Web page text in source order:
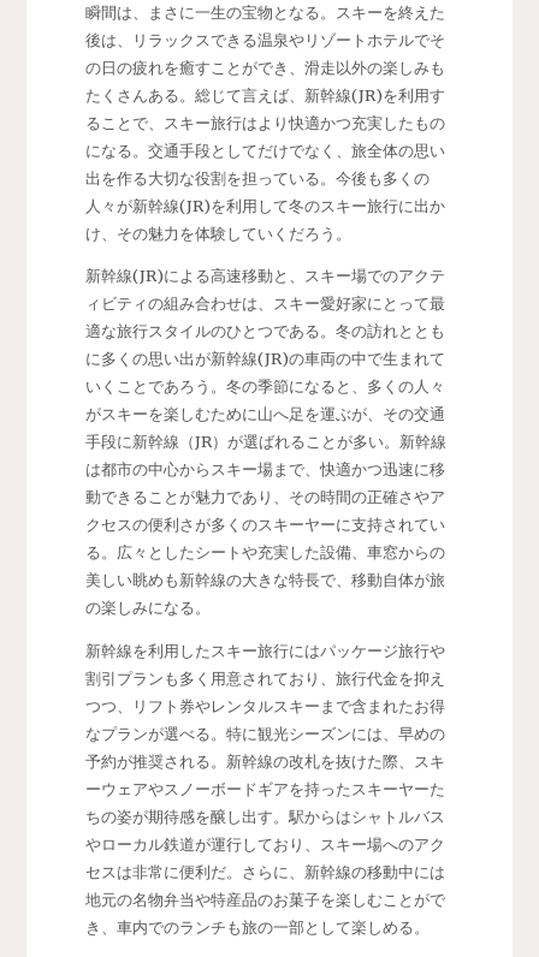
瞬間は、まさに一生の宝物となる。スキーを終えた
後は、リラックスできる温泉やリゾートホテルでそ
の日の疲れを癒すことができ、滑走以外の楽しみも
たくさんある。総じて言えば、新幹線(JR)を利用す
ることで、スキー旅行はより快適かつ充実したもの
になる。交通手段としてだけでなく、旅全体の思い
出を作る大切な役割を担っている。今後も多くの
人々が新幹線(JR)を利用して冬のスキー旅行に出か
け、その魅力を体験していくだろう。
新幹線(JR)による高速移動と、スキー場でのアクテ
ィビティの組み合わせは、スキー愛好家にとって最
適な旅行スタイルのひとつである。冬の訪れととも
に多くの思い出が新幹線(JR)の車両の中で生まれて
いくことであろう。冬の季節になると、多くの人々
がスキーを楽しむために山へ足を運ぶが、その交通
手段に新幹線（JR）が選ばれることが多い。新幹線
は都市の中心からスキー場まで、快適かつ迅速に移
動できることが魅力であり、その時間の正確さやア
クセスの便利さが多くのスキーヤーに支持されてい
る。広々としたシートや充実した設備、車窓からの
美しい眺めも新幹線の大きな特長で、移動自体が旅
の楽しみになる。
新幹線を利用したスキー旅行にはパッケージ旅行や
割引プランも多く用意されており、旅行代金を抑え
つつ、リフト券やレンタルスキーまで含まれたお得
なプランが選べる。特に観光シーズンには、早めの
予約が推奨される。新幹線の改札を抜けた際、スキ
ーウェアやスノーボードギアを持ったスキーヤーた
ちの姿が期待感を醸し出す。駅からはシャトルバス
やローカル鉄道が運行しており、スキー場へのアク
セスは非常に便利だ。さらに、新幹線の移動中には
地元の名物弁当や特産品のお菓子を楽しむことがで
き、車内でのランチも旅の一部として楽しめる。